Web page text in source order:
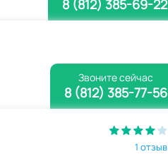
8 (812) 385-69-22
Звоните сейчас
8 (812) 385-77-56
1 отзыв